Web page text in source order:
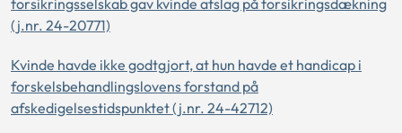
forsikringsselskab gav kvinde afslag på forsikringsdækning
(j.nr. 24-20771)
Kvinde havde ikke godtgjort, at hun havde et handicap i
forskelsbehandlingslovens forstand på
afskedigelsestidspunktet (j.nr. 24-42712)